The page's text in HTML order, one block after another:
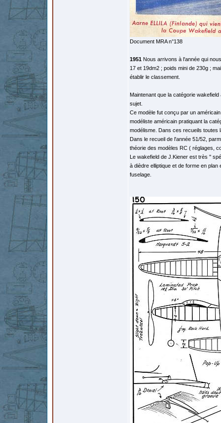
Document MRA n°138
1951 Nous arrivons à l'année qui
17 et 19dm2 ; poids mini de 230g ;
établir le classement.
Maintenant que la catégorie
sujet.
Ce modèle fut conçu par un
modéliste américain pratiquant la
modélisme. Dans ces recueils toutes
Dans le recueil de l'année 51/52,
théorie des modèles RC ( réglages,
Le wakefield de J.Kiener est très ''
à dièdre elliptique et de forme en
fuselage.